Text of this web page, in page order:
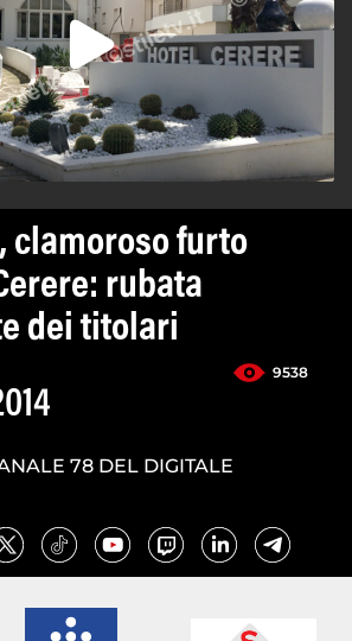
clamoroso furto
rubata
dei titolari
9538
78 DEL DIGITALE